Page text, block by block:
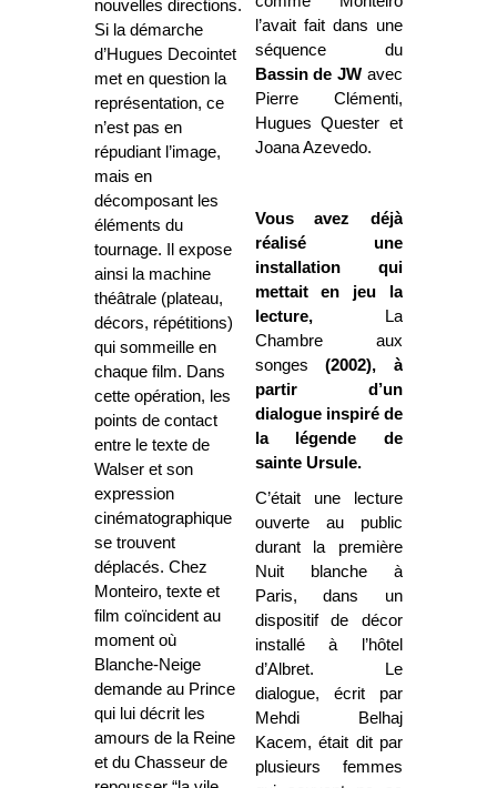
nouvelles directions.
Si la démarche
d’Hugues Decointet
met en question la
représentation, ce
n’est pas en
répudiant l’image,
mais en
décomposant les
éléments du
tournage. Il expose
ainsi la machine
théâtrale (plateau,
décors, répétitions)
qui sommeille en
chaque film. Dans
cette opération, les
points de contact
entre le texte de
Walser et son
expression
cinématographique
se trouvent
déplacés. Chez
Monteiro, texte et
film coïncident au
moment où
Blanche-Neige
demande au Prince
qui lui décrit les
amours de la Reine
et du Chasseur de
l’avait fait dans une
séquence du
Bassin de JW avec
Pierre Clémenti,
Hugues Quester et
Joana Azevedo.
Vous avez déjà
réalisé une
installation qui
mettait en jeu la
lecture,
La
Chambreaux
songes (2002), à
partir d’un
dialogue inspiré de
la légende de
sainte Ursule.
C’était une lecture
ouverte au public
durant la première
Nuit blanche à
Paris, dans un
dispositif de décor
installé à l’hôtel
d’Albret. Le
dialogue, écrit par
Mehdi Belhaj
Kacem, était dit par
plusieurs femmes